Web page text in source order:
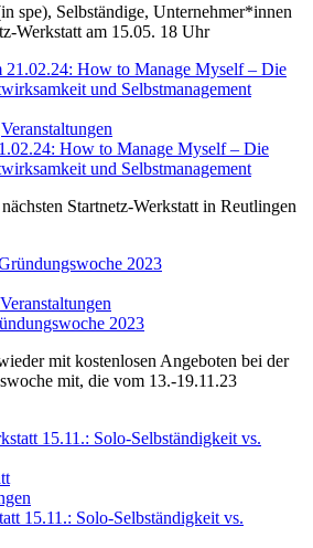
spe), Selbständige, Unternehmer*innen
Werkstatt am 15.05. 18 Uhr
Veranstaltungen
How to Manage Myself – Die
und Selbstmanagement
Startnetz-Werkstatt in Reutlingen
Veranstaltungen
2023
mit kostenlosen Angeboten bei der
mit, die vom 13.-19.11.23
15.11.: Solo-Selbständigkeit vs.